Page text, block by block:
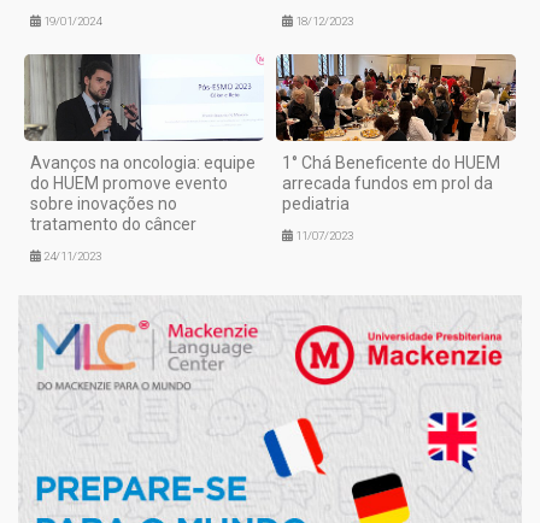
19/01/2024 18/12/2023
Avanços na oncologia: equipe
do HUEM promove evento
sobre inovações no
tratamento do câncer
24/11/2023
1° Chá Beneficente do HUEM
arrecada fundos em prol da
pediatria
11/07/2023